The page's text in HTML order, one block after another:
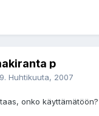
p
Huhtikuuta, 2007
onko käyttämätöön?